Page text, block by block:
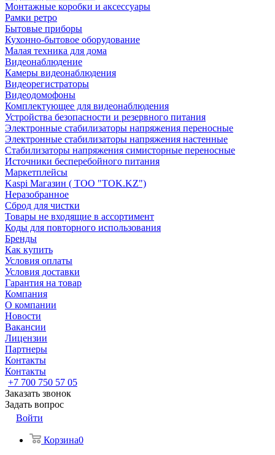
Монтажные коробки и аксессуары
Рамки ретро
Бытовые приборы
Кухонно-бытовое оборудование
Малая техника для дома
Видеонаблюдение
Камеры видеонаблюдения
Видеорегистраторы
Видеодомофоны
Комплектующее для видеонаблюдения
Устройства безопасности и резервного питания
Электронные стабилизаторы напряжения переносные
Электронные стабилизаторы напряжения настенные
Стабилизаторы напряжения симисторные переносные
Источники бесперебойного питания
Маркетплейсы
Kaspi Магазин ( ТОО "TOK.KZ")
Неразобранное
Сброд для чистки
Товары не входящие в ассортимент
Коды для повторного использования
Бренды
Как купить
Условия оплаты
Условия доставки
Гарантия на товар
Компания
О компании
Новости
Вакансии
Лицензии
Партнеры
Контакты
Контакты
+7 700 750 57 05
Заказать звонок
Задать вопрос
Войти
Корзина0